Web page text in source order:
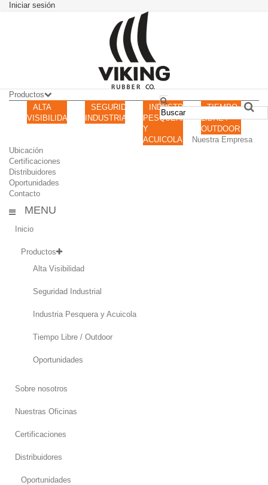
Iniciar sesión
Productos
ALTA
VISIBILIDAD
SEGURIDAD
INDUSTRIAL
INDUSTRIA
PESQUERA
Y
ACUICOLA
TIEMPO
LIBRE /
OUTDOOR
Nuestra Empresa
Ubicación
Certificaciones
Distribuidores
Oportunidades
Contacto
MENU
Inicio
Productos
Alta Visibilidad
Seguridad Industrial
Industria Pesquera y Acuicola
Tiempo Libre / Outdoor
Oportunidades
Sobre nosotros
Nuestras Oficinas
Certificaciones
Distribuidores
Oportunidades